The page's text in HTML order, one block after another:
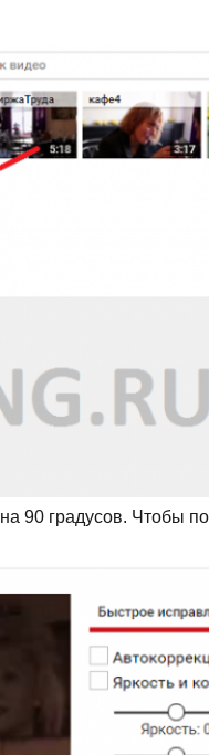
90 градусов. Чтобы